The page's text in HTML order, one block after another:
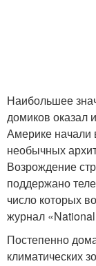
Наибольшее
домиков оказал
Америке начали
необычных
Возрождение
поддержано
число которых
журнал
Постепенно
климатических